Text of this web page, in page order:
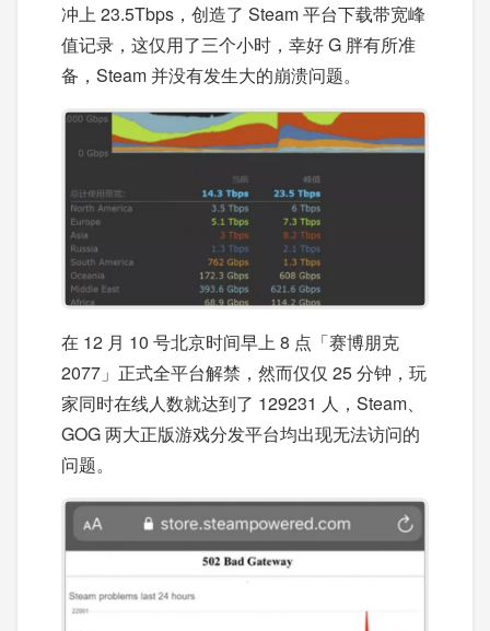
冲上 23.5Tbps，创造了 Steam 平台下载带宽峰
值记录，这仅用了三个小时，幸好 G 胖有所准
备，Steam 并没有发生大的崩溃问题。
在 12 月 10 号北京时间早上 8 点「赛博朋克
2077」正式全平台解禁，然而仅仅 25 分钟，玩
家同时在线人数就达到了 129231 人，Steam、
GOG 两大正版游戏分发平台均出现无法访问的
问题。